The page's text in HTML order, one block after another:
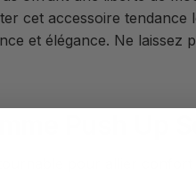
cet accessoire tendance
et élégance. Ne laissez
Push Up
pour allier